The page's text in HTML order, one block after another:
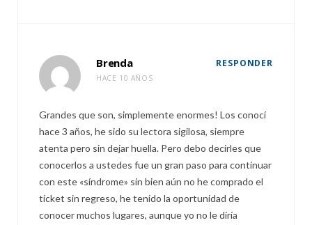
Brenda
HACE 10 AÑOS
RESPONDER
Grandes que son, simplemente enormes! Los conocí
hace 3 años, he sido su lectora sigilosa, siempre
atenta pero sin dejar huella. Pero debo decirles que
conocerlos a ustedes fue un gran paso para continuar
con este «síndrome» sin bien aún no he comprado el
ticket sin regreso, he tenido la oportunidad de
conocer muchos lugares, aunque yo no le diría